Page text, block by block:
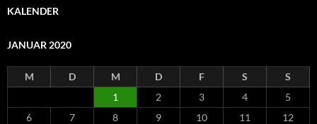
KALENDER
JANUAR 2020
M D M D F S
S
1
2 3 4
5
6
7 8 9 10 11
12